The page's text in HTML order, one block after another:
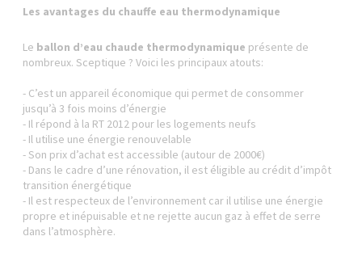
Les avantages du chauffe eau thermodynamique
Le ballon d’eau chaude thermodynamique présente de
nombreux. Sceptique ? Voici les principaux atouts:
- C’est un appareil économique qui permet de consommer
jusqu’à 3 fois moins d’énergie
- Il répond à la RT 2012 pour les logements neufs
- Il utilise une énergie renouvelable
- Son prix d’achat est accessible (autour de 2000€)
- Dans le cadre d’une rénovation, il est éligible au crédit d’impôt
transition énergétique
- Il est respecteux de l’environnement car il utilise une énergie
propre et inépuisable et ne rejette aucun gaz à effet de serre
dans l’atmosphère.